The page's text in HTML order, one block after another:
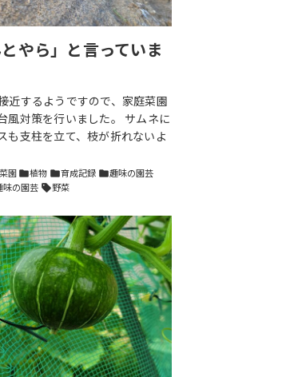
やら」と言っていま
近するようですので、家庭菜園
風対策を行いました。 サムネに
も支柱を立て、枝が折れないよ
園 folder植物 folder育成記録 folder趣味の園芸
味の園芸 sell野菜